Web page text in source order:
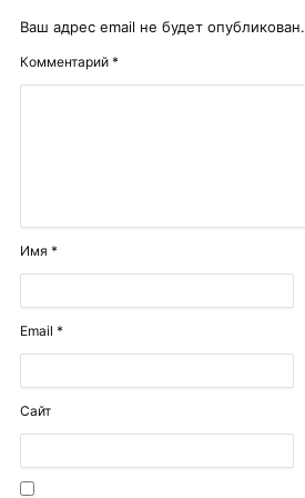
охранный ...
опыт...
свой автомо...
Общества К...
...
Max...
Ваш адрес email не будет опубликован.
Комментарий*
Имя*
Email*
Сайт